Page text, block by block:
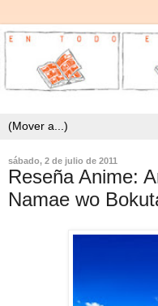
sábado, 2 de julio de 2011
Reseña Anime:
Namae wo